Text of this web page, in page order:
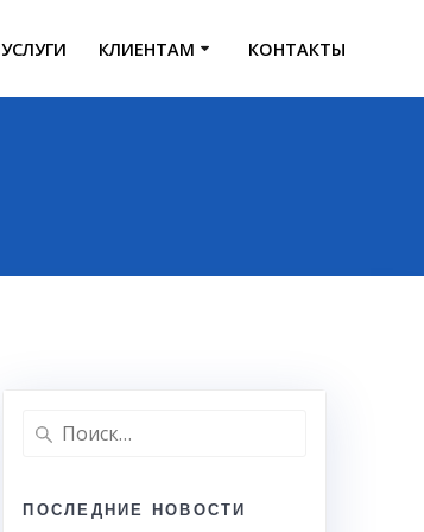
УСЛУГИ КЛИЕНТАМ КОНТАКТЫ
Найти:
ПОСЛЕДНИЕ НОВОСТИ